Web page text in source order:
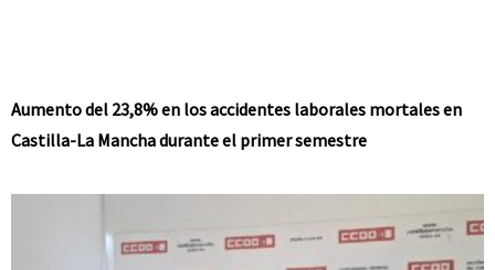
Aumento del 23,8% en los accidentes laborales mortales en
Castilla-La Mancha durante el primer semestre